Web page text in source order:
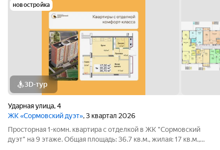
новостройка
3D-тур
Ударная улица,4
ЖК «Сормовский дуэт», 3 квартал 2026
Просторная 1-комн. квартира с отделкой в ЖК "Сормовский
дуэт" на 9 этаже. Общая площадь: 36.7 кв.м., жилая: 17 кв.м.,